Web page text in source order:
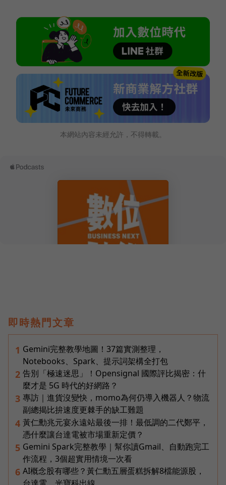
本網站內容未經允許，不得轉載。
即時熱門文章
1 Gemini完整教學地圖！37篇實測整理，
Notebooks、Spark、提示詞架構全打包
2 告別「極速迷思」！Opensignal 國際評比揭密：什
麼才是 5G 時代的好網路？
3 專訪｜進貨沒變快，momo為何仍導入機器人？物流
副總揭比拚速度更棘手的缺工難題
4 黃仁勳兆元宴永遠站最後一排！最低調的二代鄭平，
憑什麼讓台達電被市場重新定價？
5 Gemini Spark完整教學｜幫你讀Gmail、自動跑完工
作流程，3個超實用情境一次看
6 AI概念股有哪些？黃仁勳五層蛋糕拆解8檔能源股，